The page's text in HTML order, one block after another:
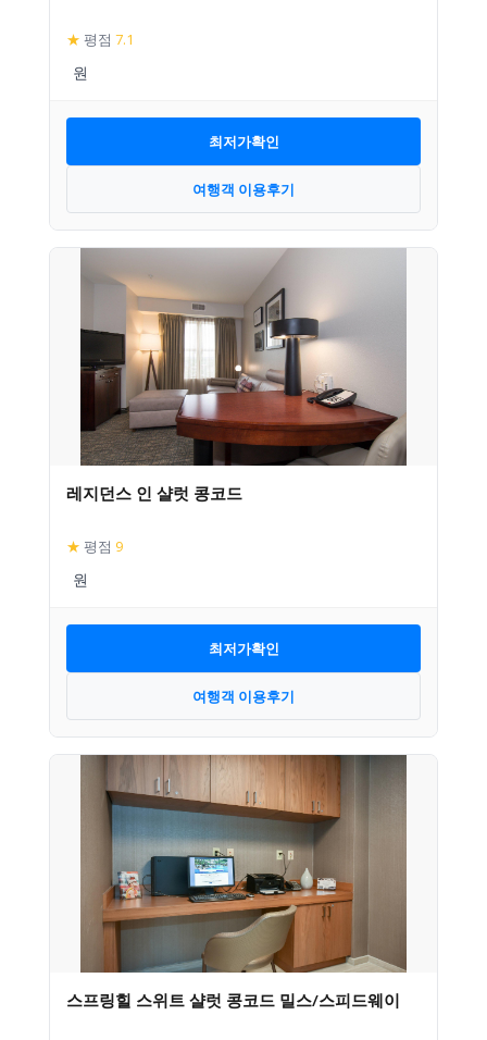
★ 평점 7.1
최저가확인
여행객 이용후기
레지던스 인 샬럿 콩코드
★ 평점 9
최저가확인
여행객 이용후기
스프링힐 스위트 샬럿 콩코드 밀스/스피드웨이